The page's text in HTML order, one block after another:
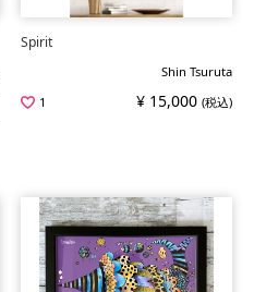
Spirit
Shin Tsuruta
1
¥ 15,000 (税込)